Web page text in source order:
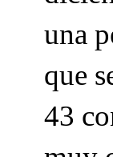
una
que
43